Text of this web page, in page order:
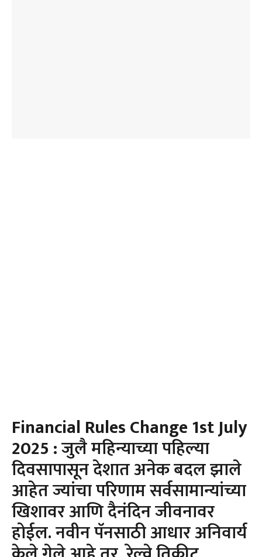
Financial Rules Change 1st July
2025 :जुलै महिन्याच्या पहिल्या
दिवसापासून देशात अनेक बदल झाले
आहेत ज्यांचा परिणाम सर्वसामान्यांच्या
खिशावर आणि दैनंदिन जीवनावर
होईल. नवीन पॅनसाठी आधार अनिवार्य